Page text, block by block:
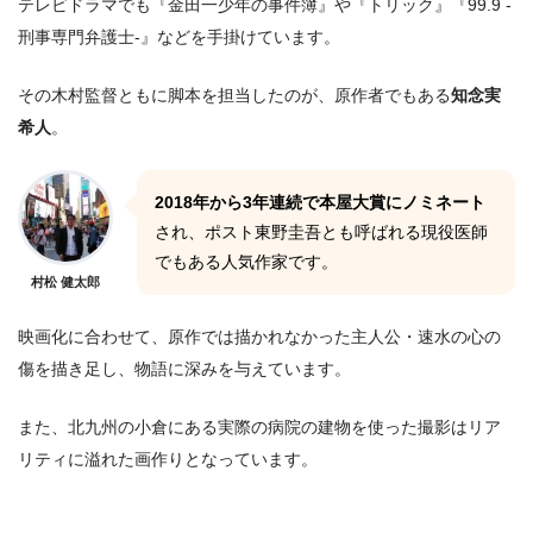
テレビドラマでも『金田一少年の事件簿』や『トリック』『99.9 -
刑事専門弁護士-』などを手掛けています。
その木村監督ともに脚本を担当したのが、原作者でもある知念実
希人 。
村松 健太郎
2018年から3年連続で本屋大賞にノミネート
され、ポスト東野圭吾とも呼ばれる現役医師
でもある人気作家です。
映画化に合わせて、原作では描かれなかった主人公・速水の心の
傷を描き足し、物語に深みを与えています。
また、北九州の小倉にある実際の病院の建物を使った撮影はリア
リティに溢れた画作りとなっています。